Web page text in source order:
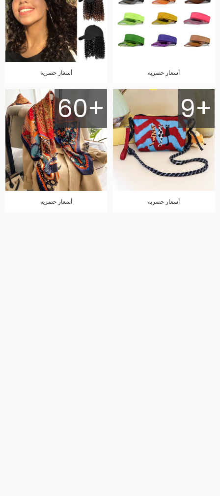
أسعار حصرية أسعار حصرية
9+
أسعار حصرية
60+
أسعار حصرية